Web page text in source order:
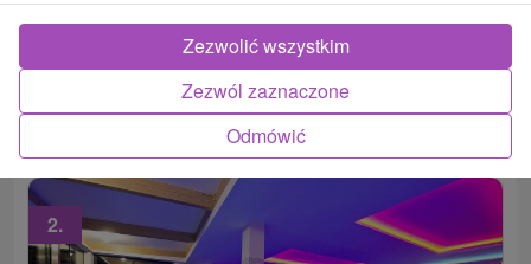
Zakwaterowanie z dwoma posiłkami i
nieograniczonym dostępem do Centrum Relaksu.
W cenę wliczony jest kącik dla dzieci, gry i zabawy
sportowe,...
2.
Odmówić
Zezwól zaznaczone
Zezwolić wszystkim